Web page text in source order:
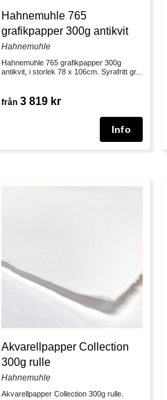
Hahnemuhle 765
grafikpapper 300g antikvit
Hahnemuhle
Hahnemuhle 765 grafikpapper 300g
antikvit, i storlek 78 x 106cm. Syrafritt gr...
från 3 819 kr
Akvarellpapper Collection
300g rulle
Hahnemuhle
Akvarellpapper Collection 300g rulle.